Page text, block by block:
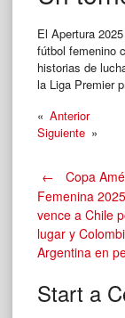
El Apertura
fútbol femenino
historias de
la Liga Premier
« Anterior
Siguiente »
Post
←
Copa
Femenina
vence a Chile
lugar y
Argentina en
Start a